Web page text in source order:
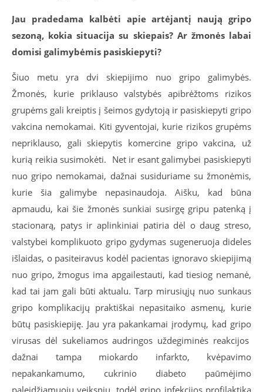
Jau pradedama kalbėti apie artėjantį naują gripo
sezoną, kokia situacija su skiepais? Ar žmonės labai
domisi galimybėmis pasiskiepyti?
Šiuo metu yra dvi skiepijimo nuo gripo galimybės.
Žmonės, kurie priklauso valstybės apibrėžtoms rizikos
grupėms gali kreiptis į šeimos gydytoją ir pasiskiepyti gripo
vakcina nemokamai. Kiti gyventojai, kurie rizikos grupėms
nepriklauso, gali skiepytis komercine gripo vakcina, už
kurią reikia susimokėti. Net ir esant galimybei pasiskiepyti
nuo gripo nemokamai, dažnai susiduriame su žmonėmis,
kurie šia galimybe nepasinaudoja. Aišku, kad būna
apmaudu, kai šie žmonės sunkiai susirgę gripu patenką į
stacionarą, patys ir aplinkiniai patiria dėl o daug streso,
valstybei komplikuoto gripo gydymas sugeneruoja dideles
išlaidas, o pasiteiravus kodėl pacientas ignoravo skiepijimą
nuo gripo, žmogus ima apgailestauti, kad tiesiog nemanė,
kad tai jam gali būti aktualu. Tarp mirusiųjų nuo sunkaus
gripo komplikacijų praktiškai nepasitaiko asmenų, kurie
būtų pasiskiepiję. Jau yra pakankamai įrodymų, kad gripo
virusas dėl sukeliamos audringos uždegiminės reakcijos
dažnai tampa miokardo infarkto, kvėpavimo
nepakankamumo, cukrinio diabeto paūmėjimo
paleidžiamuoju veiksniu, todėl gripo infekcijos profilaktika